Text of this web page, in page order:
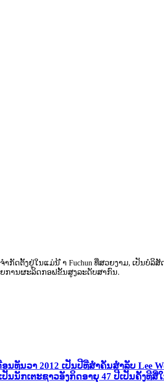
າກັດຕັ້ງຢູ່ໃນແມ່ນ້ ຳ Fuchun ທີ່ສວຍງາມ, ເປັນບໍລິ
ການຜະລິດກອຟຂັ້ນສູງລະດັບສາກົນ.
ນທັນວາ 2012 ເປັນປີທີ່ສໍາຄັນສໍາລັບ Lee
ນນັກເຕະຊາວອັງກິດອາຍຸ 47 ປີເປັນຄັ້ງທີ